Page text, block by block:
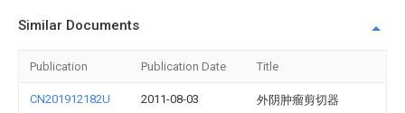
Similar Documents
Publication Publication Date Title
CN201912182U 2011-08-03 外阴肿瘤剪切器